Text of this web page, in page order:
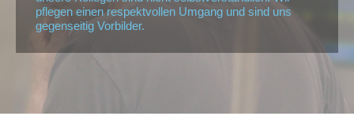
pflegen einen respektvollen Umgang und sind uns
gegenseitig Vorbilder.